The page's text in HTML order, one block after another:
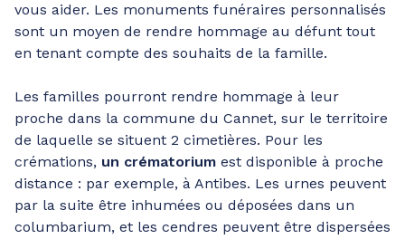
vous aider. Les monuments funéraires personnalisés
sont un moyen de rendre hommage au défunt tout
en tenant compte des souhaits de la famille.
Les familles pourront rendre hommage à leur
proche dans la commune du Cannet, sur le territoire
de laquelle se situent 2 cimetières. Pour les
crémations, un crématorium est disponible à proche
distance : par exemple, à Antibes. Les urnes peuvent
par la suite être inhumées ou déposées dans un
columbarium, et les cendres peuvent être dispersées